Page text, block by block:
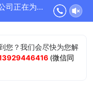
广东立一科技有限公司正在为您服务
您？我们会尽快为您解
(微信同